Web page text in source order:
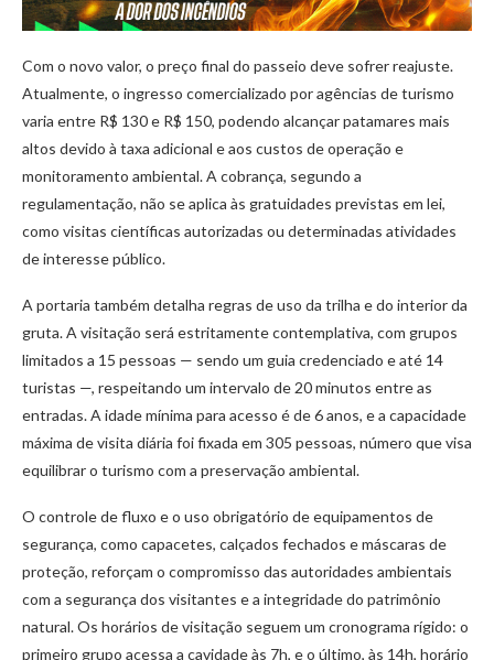
Com o novo valor, o preço final do passeio deve sofrer reajuste.
Atualmente, o ingresso comercializado por agências de turismo
varia entre R$ 130 e R$ 150, podendo alcançar patamares mais
altos devido à taxa adicional e aos custos de operação e
monitoramento ambiental. A cobrança, segundo a
regulamentação, não se aplica às gratuidades previstas em lei,
como visitas científicas autorizadas ou determinadas atividades
de interesse público.
A portaria também detalha regras de uso da trilha e do interior da
gruta. A visitação será estritamente contemplativa, com grupos
limitados a 15 pessoas — sendo um guia credenciado e até 14
turistas —, respeitando um intervalo de 20 minutos entre as
entradas. A idade mínima para acesso é de 6 anos, e a capacidade
máxima de visita diária foi fixada em 305 pessoas, número que visa
equilibrar o turismo com a preservação ambiental.
O controle de fluxo e o uso obrigatório de equipamentos de
segurança, como capacetes, calçados fechados e máscaras de
proteção, reforçam o compromisso das autoridades ambientais
com a segurança dos visitantes e a integridade do patrimônio
natural. Os horários de visitação seguem um cronograma rígido: o
primeiro grupo acessa a cavidade às 7h, e o último, às 14h, horário